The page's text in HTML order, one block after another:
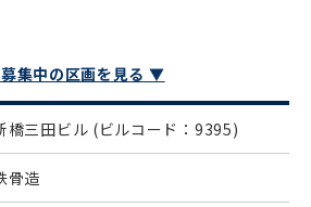
集中の区画を見る ▼
橋三田ビル (ビルコード：9395)
骨造